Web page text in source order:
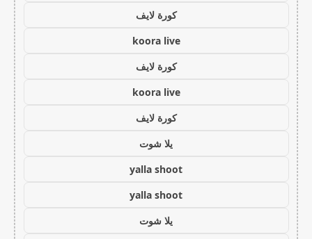
كورة لايف
koora live
كورة لايف
koora live
كورة لايف
يلا شوت
yalla shoot
yalla shoot
يلا شوت